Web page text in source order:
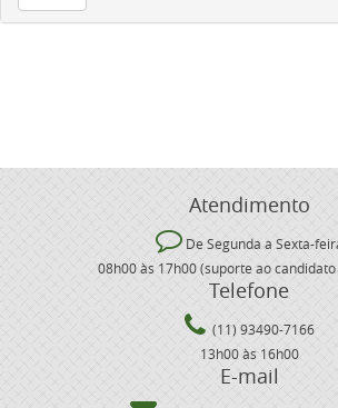
Atendimento
De Segunda a Sexta-
08h00 às 17h00 (suporte ao
Telefone
(11) 93490-7166
13h00 às 16h00
E-mail